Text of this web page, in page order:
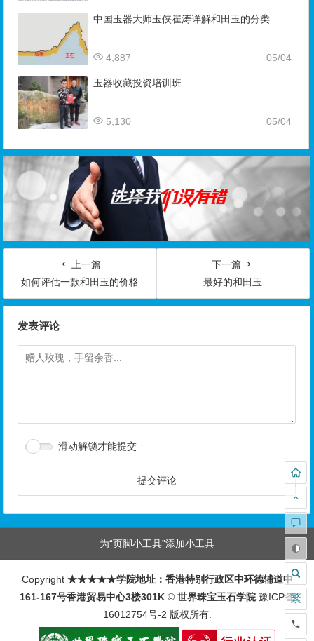
中国玉器大师玉侠崔涛详解和田玉的分类
05/04
4,887
玉器收藏投资培训班
05/04
5,130
上一篇
如何评估一款和田玉的价格
下一篇
最好的和田玉
发表评论
滑动解锁才能提交
为“页脚小工具”添加小工具
Copyright ★★★★★学院地址：香港特别行政区中环德辅道中
161-167号香港贸易中心3楼301K © 世界珠宝玉石学院 豫ICP备
16012754号-2 版权所有.
繁